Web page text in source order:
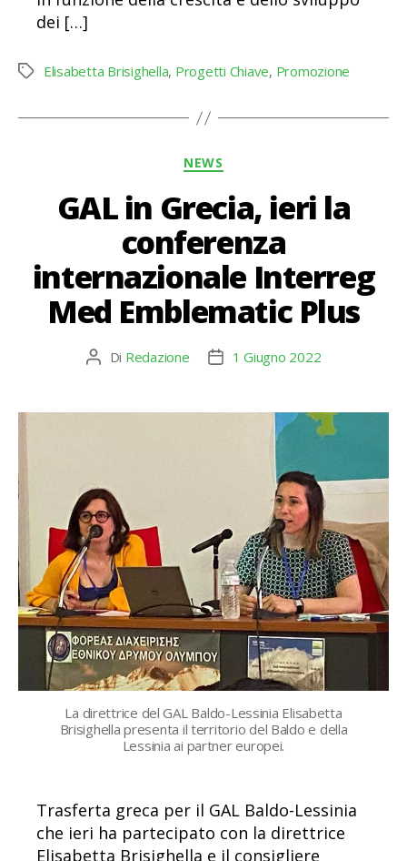
dei […]
Tag Elisabetta Brisighella, Progetti Chiave, Promozione
Categorie
NEWS
GAL in Grecia, ieri la
conferenza
internazionale Interreg
Med Emblematic Plus
Autore
Di Redazione
Data1 Giugno 2022
La direttrice del GAL Baldo-Lessinia Elisabetta
Brisighella presenta il territorio del Baldo e della
Lessinia ai partner europei.
Trasferta greca per il GAL Baldo-Lessinia
che ieri ha partecipato con la direttrice
Elisabetta Brisighella e il consigliere